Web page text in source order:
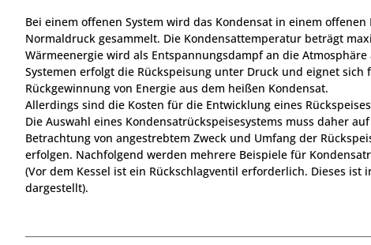
Nach Modell suchen Kondensatableiter suchen
Bei einem offenen System wird das Kondensat in einem
Normaldruck gesammelt. Die Kondensattemperatur beträgt
Wärmeenergie wird als Entspannungsdampf an die Atmosphäre
Systemen erfolgt die Rückspeisung unter Druck und eignet sich
Rückgewinnung von Energie aus dem heißen Kondensat.
Allerdings sind die Kosten für die Entwicklung eines
Die Auswahl eines Kondensatrückspeisesystems muss daher
Betrachtung von angestrebtem Zweck und Umfang der
erfolgen. Nachfolgend werden mehrere Beispiele für
(Vor dem Kessel ist ein Rückschlagventil erforderlich. Dieses ist
dargestellt).